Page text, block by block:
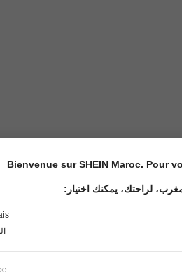
Bienvenue sur SHEIN Maroc. Pour
لراحتك، يمكنك اختيار: